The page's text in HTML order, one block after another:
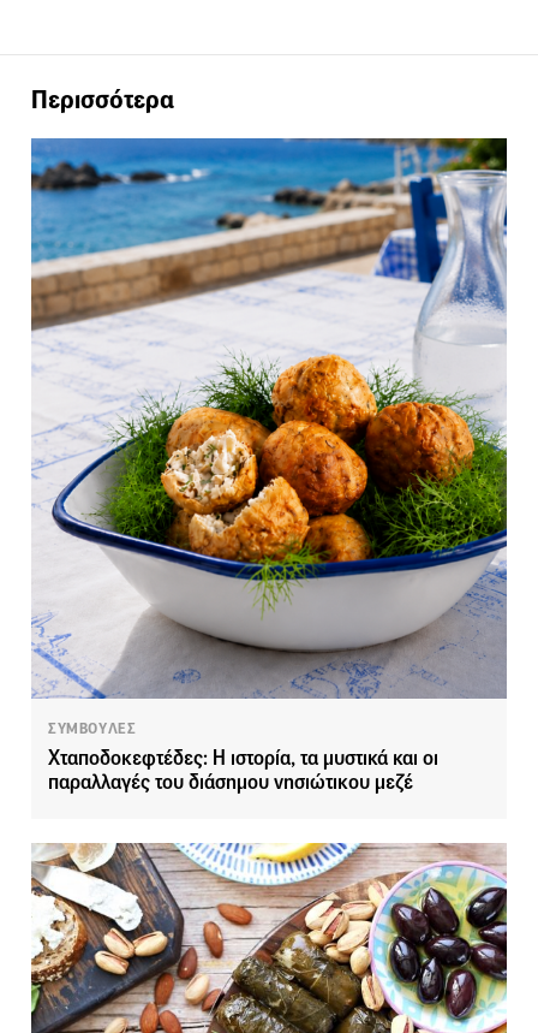
Περισσότερα
ΣΥΜΒΟΥΛΕΣ
Χταποδοκεφτέδες: Η ιστορία, τα μυστικά και οι
παραλλαγές του διάσημου νησιώτικου μεζέ